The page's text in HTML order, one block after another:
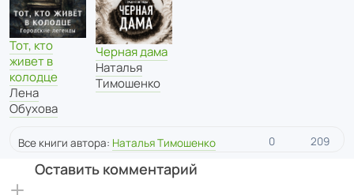
Тот, кто
живет в
колодце
Лена
Обухова
Черная дама
Наталья
Тимошенко
Все книги автора: Наталья Тимошенко 0 209
Оставить комментарий